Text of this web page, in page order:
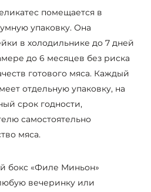
помещается в
упаковку. Она
в холодильнике до 7 дней
до 6 месяцев без риска
готового мяса. Каждый
отдельную упаковку, на
срок годности,
самостоятельно
мяса.
бокс «Филе Миньон»
вечеринку или